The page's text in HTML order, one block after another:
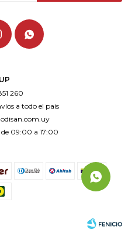
260
a todo el país
de 09:00 a 17:00
